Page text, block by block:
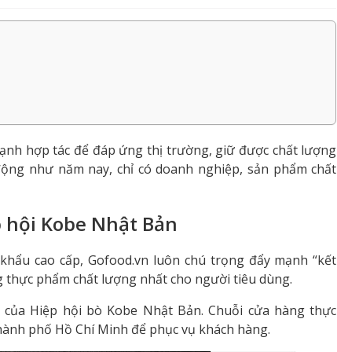
hợp tác để đáp ứng thị trường, giữ được chất lượng
như năm nay, chỉ có doanh nghiệp, sản phẩm chất
Kobe Nhật Bản
cao cấp, Gofood.vn luôn chú trọng đẩy mạnh “kết
thực phẩm chất lượng nhất cho người tiêu dùng.
Hiệp hội bò Kobe Nhật Bản. Chuỗi cửa hàng thực
phố Hồ Chí Minh để phục vụ khách hàng.